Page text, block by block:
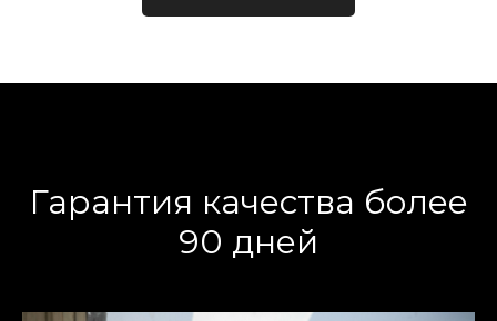
Гарантия качества более
90 дней